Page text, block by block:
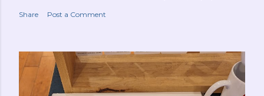
Share Post a Comment